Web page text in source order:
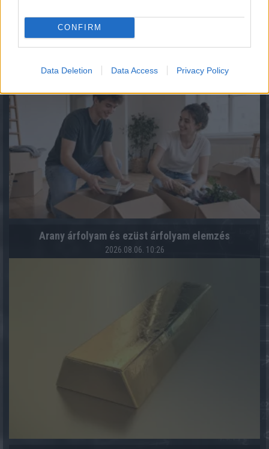
CONFIRM
Data Deletion Data Access Privacy Policy
Mennyibe kerül az albérlet? Albérlet árak Budapesten,
2026.08.06. 10:52
Arany árfolyam és ezüst árfolyam elemzés
2026.08.06. 10:26